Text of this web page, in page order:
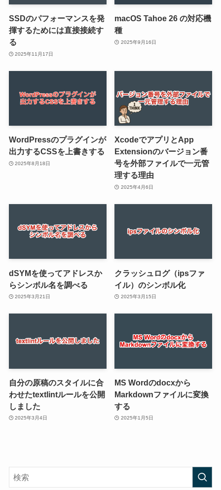
SSDのパフォーマンスを発
揮するためには直接接続す
る
2025年11月17日
macOS Tahoe 26 の対応機
種
2025年9月16日
WordPressのプラグインが
出力するCSSを上書きする
2025年8月18日
XcodeでアプリとApp
Extensionのバージョン番
号を外部ファイルで一元管
理する理由
2025年4月6日
dSYMを使ってアドレスか
らシンボル名を調べる
2025年3月21日
クラッシュログ（ipsファ
イル）のシンボル化
2025年3月15日
自分の原稿のスタイルに合
わせたtextlintルールを公開
しました
2025年3月4日
MS Wordのdocxから
Markdownファイルに変換
する
2025年1月5日